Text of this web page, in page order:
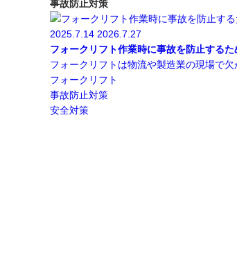
栃木
フォークリフト
フォークオペレーター
警備
トップメッセージ
野田RV事業所
埼玉エリア派遣対応 神奈川
事故防止対策
2025.7.14 2026.7.27
フォークリフト作業時に事故を防止する
フォークリフトは物流や製造業の現場で
フォークリフト
事故防止対策
安全対策